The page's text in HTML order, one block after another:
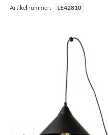
Artikelnummer: LE42810